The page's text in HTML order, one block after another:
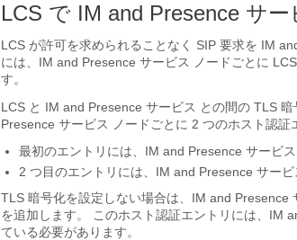
LCS で IM and Presence サ
LCS が許可を求められることなく SIP 要求を IM
には、 IM and Presence サービス
ノードごとに
す。
LCS と IM and Presence サービス との間の TLS 暗
Presence サービス
ノードごとに 2 つのホスト認証
最初のエントリには、 IM and Presence サービス
2 つ目のエントリには、 IM and Presence サービ
TLS 暗号化を設定しない場合は、 IM and Presence
を追加します。 このホスト認証エントリには、 IM
ている必要があります。